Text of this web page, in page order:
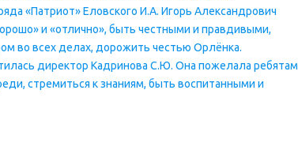
«Патриот» Еловского И.А. Игорь Александрович
и «отлично», быть честными и правдивыми,
во всех делах, дорожить честью Орлёнка.
директор Кадринова С.Ю. Она пожелала ребятам
стремиться к знаниям, быть воспитанными и